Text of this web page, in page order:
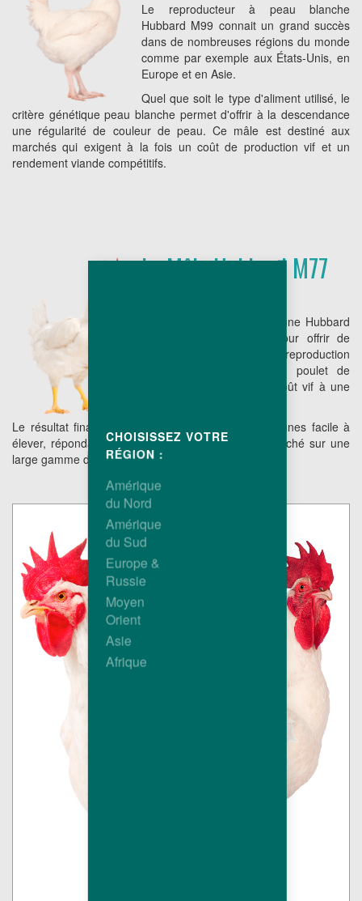
Le reproducteur à peau blanche
Hubbard M99 connait un grand succès
dans de nombreuses régions du monde
comme par exemple aux États-Unis, en
Europe et en Asie.
Quel que soit le type d'aliment utilisé, le
critère génétique peau blanche permet d'offrir à la descendance
une régularité de couleur de peau. Ce mâle est destiné aux
marchés qui exigent à la fois un coût de production vif et un
rendement viande compétitifs.
Le Mâle Hubbard M77
Le reproducteur à peau jaune Hubbard
M77 a été sélectionné pour offrir de
bonnes performances de reproduction
ainsi qu'une descendance poulet de
chair associant un faible coût vif à une
Le résultat final est un poulet de chair à pattes jaunes facile à
élever, répondant parfaitement aux objectifs de marché sur une
large gamme de poids.
CHOISISSEZ VOTRE
RÉGION :
Amérique
du Nord
Amérique
du Sud
Europe &
Russie
Moyen
Orient
Asie
Afrique